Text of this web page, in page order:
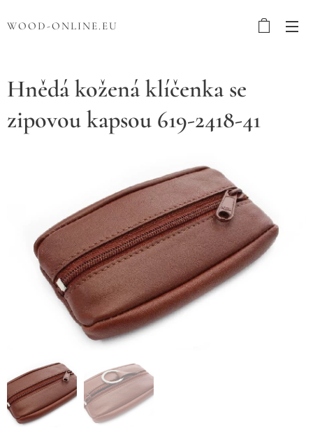
WOOD-ONLINE.EU
Hnědá kožená klíčenka se
zipovou kapsou 619-2418-41